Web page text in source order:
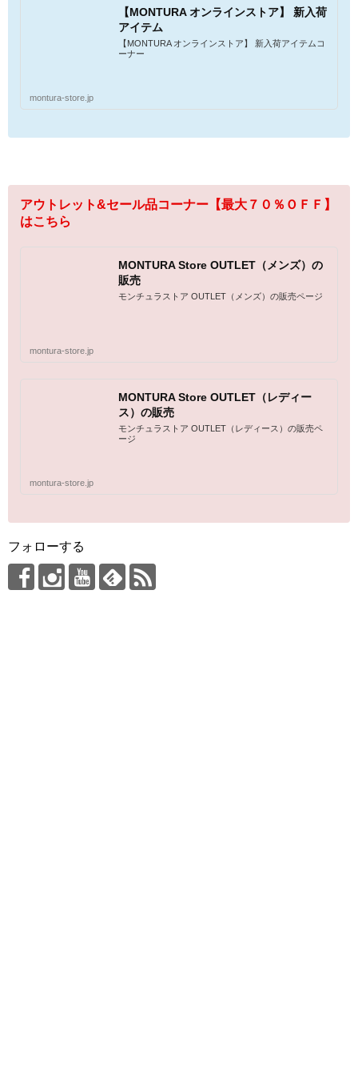
【MONTURA オンラインストア】 新入荷
アイテム
【MONTURA オンラインストア】 新入荷アイテムコ
ーナー
montura-store.jp
アウトレット&セール品コーナー【最大７０％ＯＦＦ】
はこちら
MONTURA Store OUTLET（メンズ）の
販売
モンチュラストア OUTLET（メンズ）の販売ページ
montura-store.jp
MONTURA Store OUTLET（レディー
ス）の販売
モンチュラストア OUTLET（レディース）の販売ペ
ージ
montura-store.jp
フォローする